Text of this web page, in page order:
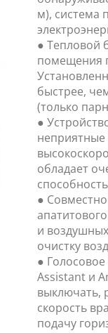
м), система
● Тепловой
помещения
быстрее,
(только
●
обладает
●
и
очистку
●
Assistant и
выключать,
скорость
подачу